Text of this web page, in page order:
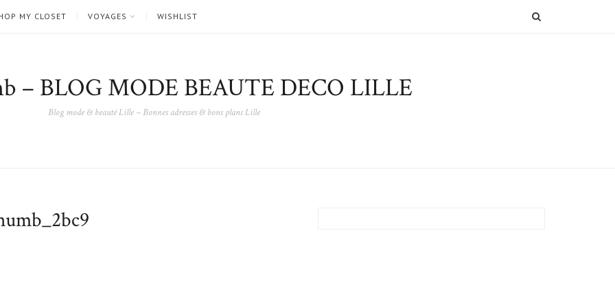
MY CLOSET VOYAGES WISHLIST
– BLOG MODE BEAUTE DECO LILLE
Blog mode & beauté Lille – Bonnes adresses & bons plans Lille